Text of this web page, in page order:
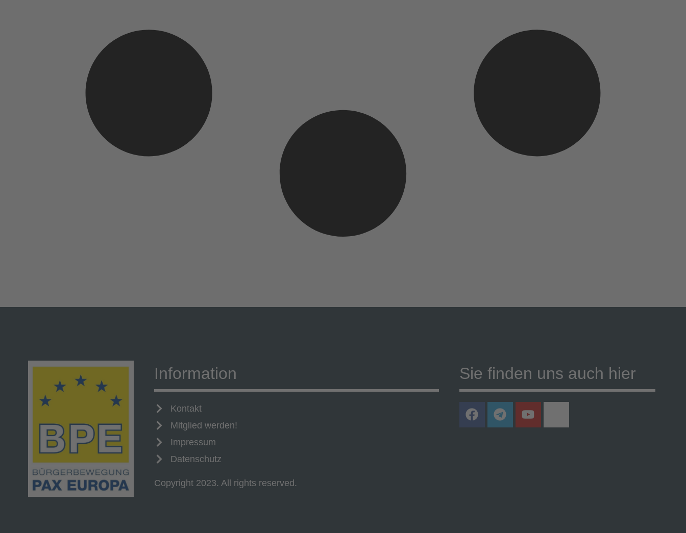
Information
Kontakt
Mitglied werden!
Impressum
Datenschutz
Copyright 2023. All rights reserved.
Sie finden uns auch hier